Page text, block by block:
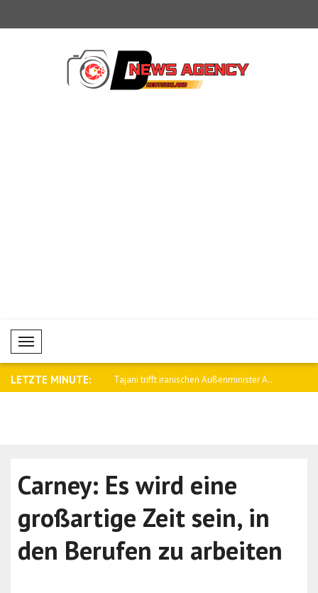
Mobil Menü
LETZTE MINUTE:
Außenminister A.. Bitcoin legt zu, während XRP und BNB
Carney: Es wird eine
großartige Zeit sein, in
den Berufen zu arbeiten